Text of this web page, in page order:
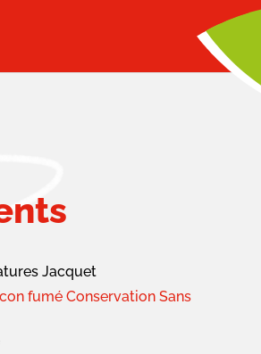
Jacquet
fumé Conservation Sans